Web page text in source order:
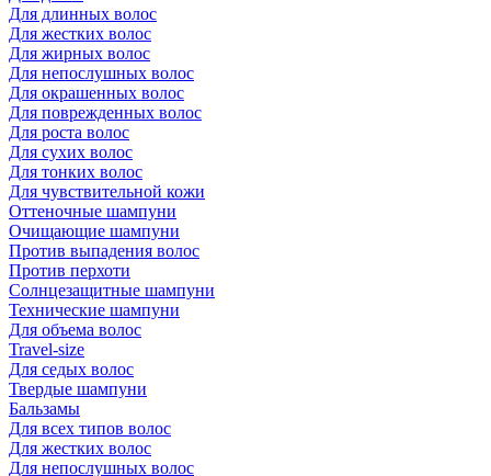
Для длинных волос
Для жестких волос
Для жирных волос
Для непослушных волос
Для окрашенных волос
Для поврежденных волос
Для роста волос
Для сухих волос
Для тонких волос
Для чувствительной кожи
Оттеночные шампуни
Очищающие шампуни
Против выпадения волос
Против перхоти
Солнцезащитные шампуни
Технические шампуни
Для объема волос
Travel-size
Для седых волос
Твердые шампуни
Бальзамы
Для всех типов волос
Для жестких волос
Для непослушных волос